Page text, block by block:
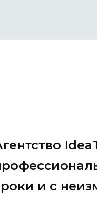
Коллективу
переводов
выразить